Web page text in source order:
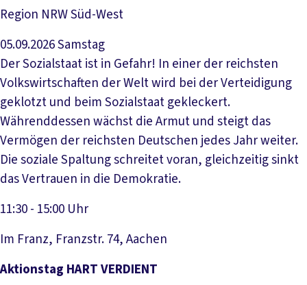
Region NRW Süd-West
05.09.2026Samstag
Der Sozialstaat ist in Gefahr! In einer der reichsten
Volkswirtschaften der Welt wird bei der Verteidigung
geklotzt und beim Sozialstaat gekleckert.
Währenddessen wächst die Armut und steigt das
Vermögen der reichsten Deutschen jedes Jahr weiter.
Die soziale Spaltung schreitet voran, gleichzeitig sinkt
das Vertrauen in die Demokratie.
11:30 - 15:00 Uhr
Im Franz, Franzstr. 74, Aachen
Veranstaltung anzeigen
Aktionstag HART VERDIENT